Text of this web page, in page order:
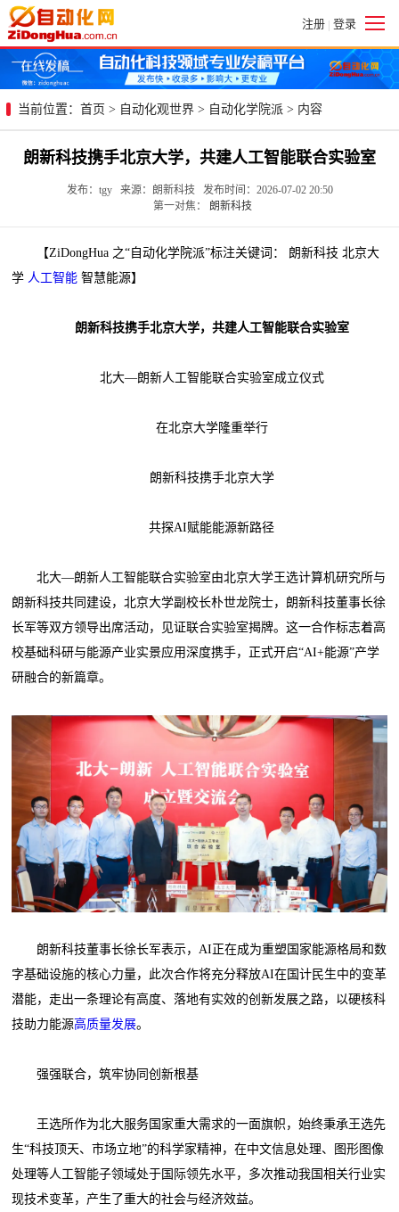
注册 | 登录
当前位置： 首页 > 自动化观世界 > 自动化学院派 > 内容
朗新科技携手北京大学，共建人工智能联合实验室
发布：tgy 来源：朗新科技 发布时间：2026-07-02 20:50
第一对焦：
朗新科技
【ZiDongHua 之“自动化学院派”标注关键词： 朗新科技 北京大
学 人工智能 智慧能源】
朗新科技携手北京大学，共建人工智能联合实验室
北大—朗新人工智能联合实验室成立仪式
在北京大学隆重举行
朗新科技携手北京大学
共探AI赋能能源新路径
北大—朗新人工智能联合实验室由北京大学王选计算机研究所与
朗新科技共同建设，北京大学副校长朴世龙院士，朗新科技董事长徐
长军等双方领导出席活动，见证联合实验室揭牌。这一合作标志着高
校基础科研与能源产业实景应用深度携手，正式开启“AI+能源”产学
研融合的新篇章。
朗新科技董事长徐长军表示，AI正在成为重塑国家能源格局和数
字基础设施的核心力量，此次合作将充分释放AI在国计民生中的变革
潜能，走出一条理论有高度、落地有实效的创新发展之路，以硬核科
技助力能源高质量发展。
强强联合，筑牢协同创新根基
王选所作为北大服务国家重大需求的一面旗帜，始终秉承王选先
生“科技顶天、市场立地”的科学家精神，在中文信息处理、图形图像
处理等人工智能子领域处于国际领先水平，多次推动我国相关行业实
现技术变革，产生了重大的社会与经济效益。